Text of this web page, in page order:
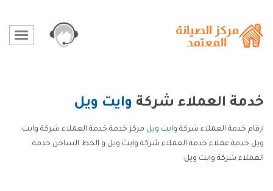
خدمة العملاء شركة وايت ويل
ارقام خدمة العملاء شركة وايت ويل مركز خدمة خدمة العملاء شركة وايت
ويل خدمة عملاء خدمة العملاء شركة وايت ويل و الخط الساخن خدمة
العملاء شركة وايت ويل.